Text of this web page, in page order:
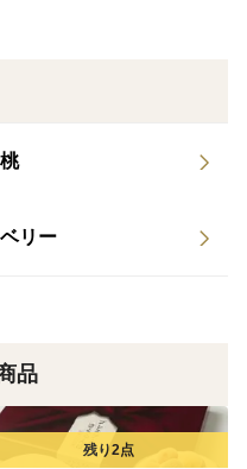
は3日後～5日後の発送
桃
ベリー
品